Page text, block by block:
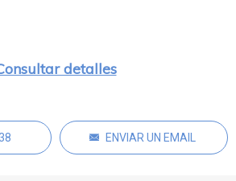
detalles
ENVIAR UN EMAIL